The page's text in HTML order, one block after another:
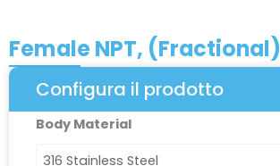
Female NPT, (Fractional)
Configura il prodotto
Body Material
Female
(Fractional)